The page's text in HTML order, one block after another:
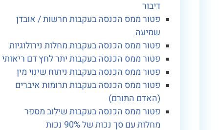
פטור ממס הכנסה בעקבות חרשות / אובדן
פטור ממס הכנסה בעקבות מחלות נירולוגיות
פטור ממס הכנסה בעקבות יתר לחץ דם ריאותי
פטור ממס הכנסה בעקבות ניתוח שינוי מין
פטור ממס הכנסה בעקבות תרומות איברים
(האדם התורם)
פטור ממס הכנסה בעקבות שילוב מספר
מחלות עם סך נכות של 90% נכות